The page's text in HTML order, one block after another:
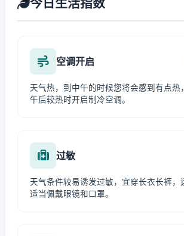
今日生活指数
空调开启
天气热，到中午的时候您将会感到有点热
午后较热时开启制冷空调。
过敏
天气条件较易诱发过敏，宜穿长衣长裤，
适当佩戴眼镜和口罩。